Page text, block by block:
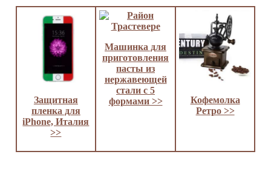
Защитная
пленка для
iPhone, Италия
>>
Машинка для
приготовления
пасты из
нержавеющей
стали с 5
формами >>
Кофемолка
Ретро >>